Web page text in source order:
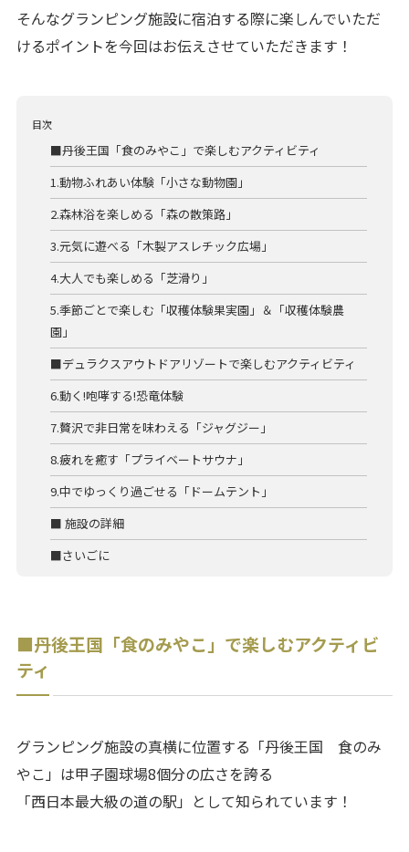
そんなグランピング施設に宿泊する際に楽しんでいただ
けるポイントを今回はお伝えさせていただきます！
目次
■丹後王国「食のみやこ」で楽しむアクティビティ
1.動物ふれあい体験「小さな動物園」
2.森林浴を楽しめる「森の散策路」
3.元気に遊べる「木製アスレチック広場」
4.大人でも楽しめる「芝滑り」
5.季節ごとで楽しむ「収穫体験果実園」＆「収穫体験農
園」
■デュラクスアウトドアリゾートで楽しむアクティビティ
6.動く!咆哮する!恐竜体験
7.贅沢で非日常を味わえる「ジャグジー」
8.疲れを癒す「プライベートサウナ」
9.中でゆっくり過ごせる「ドームテント」
■ 施設の詳細
■さいごに
■丹後王国「食のみやこ」で楽しむアクティビ
ティ
グランピング施設の真横に位置する「丹後王国 食のみ
やこ」は甲子園球場8個分の広さを誇る
「西日本最大級の道の駅」として知られています！